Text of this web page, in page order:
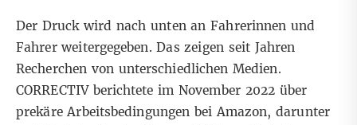
Der Druck wird nach unten an Fahrerinnen und
Fahrer weitergegeben. Das zeigen seit Jahren
Recherchen von unterschiedlichen Medien.
CORRECTIV berichtete im November 2022 über
prekäre Arbeitsbedingungen bei Amazon, darunter